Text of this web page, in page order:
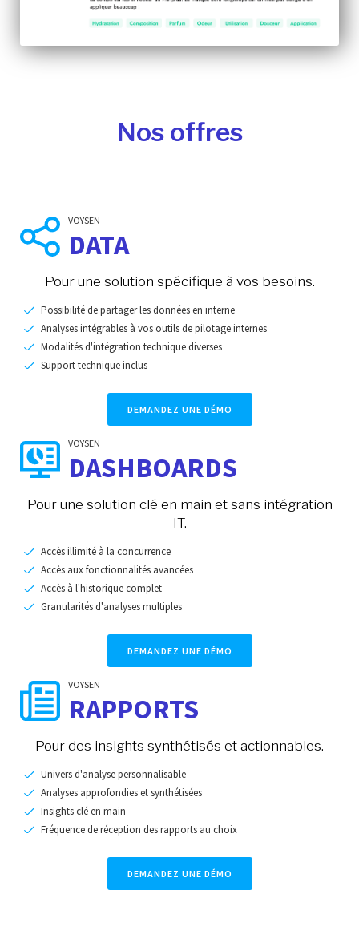
Nos offres
VOYSEN
DATA
Pour une solution spécifique à vos besoins.
Possibilité de partager les données en interne
Analyses intégrables à vos outils de pilotage internes
Modalités d'intégration technique diverses
Support technique inclus
DEMANDEZ UNE DÉMO
VOYSEN
DASHBOARDS
Pour une solution clé en main et sans intégration
IT.
Accès illimité à la concurrence
Accès aux fonctionnalités avancées
Accès à l'historique complet
Granularités d'analyses multiples
DEMANDEZ UNE DÉMO
VOYSEN
RAPPORTS
Pour des insights synthétisés et actionnables.
Univers d'analyse personnalisable
Analyses approfondies et synthétisées
Insights clé en main
Fréquence de réception des rapports au choix
DEMANDEZ UNE DÉMO